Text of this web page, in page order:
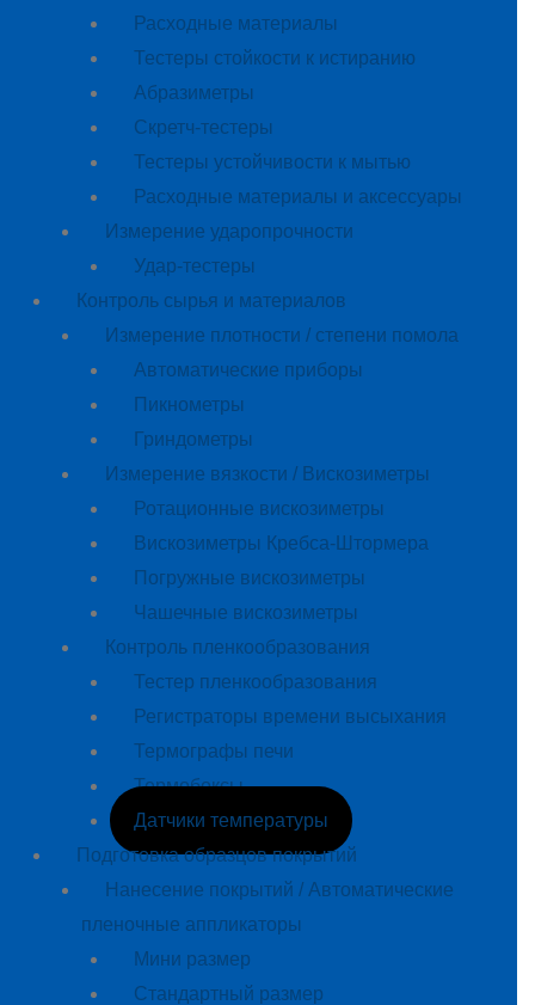
Расходные материалы
Тестеры стойкости к истиранию
Абразиметры
Скретч-тестеры
Тестеры устойчивости к мытью
Расходные материалы и аксессуары
Измерение ударопрочности
Удар-тестеры
Контроль сырья и материалов
Измерение плотности / степени помола
Автоматические приборы
Пикнометры
Гриндометры
Измерение вязкости / Вискозиметры
Ротационные вискозиметры
Вискозиметры Кребса-Штормера
Погружные вискозиметры
Чашечные вискозиметры
Контроль пленкообразования
Тестер пленкообразования
Регистраторы времени высыхания
Термографы печи
Термобоксы
Датчики температуры
Подготовка образцов покрытий
Нанесение покрытий / Автоматические
пленочные аппликаторы
Мини размер
Стандартный размер